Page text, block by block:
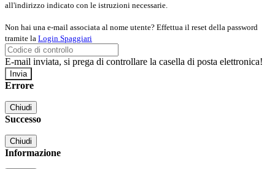
all'indirizzo indicato con le istruzioni necessarie.
Non hai una e-mail associata al nome utente? Effettua il reset della password
tramite la Login Spaggiari
E-mail inviata, si prega di controllare la casella di posta elettronica!
Errore
Chiudi
Successo
Chiudi
Informazione